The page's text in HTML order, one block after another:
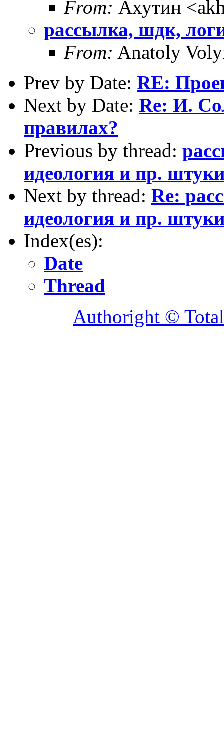
From: Ахутин
рассылка, шдк,
From: Anatoly
Prev by Date: RE:
Next by Date: Re: И.
правилах?
Previous by thread:
идеология и пр.
Next by thread: Re:
идеология и пр.
Index(es):
Date
Thread
Authoright ©